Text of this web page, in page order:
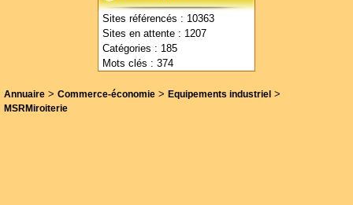
Sites référencés : 10363
Sites en attente : 1207
Catégories : 185
Mots clés : 374
Annuaire > Commerce-économie > Equipements industriel >
MSRMiroiterie